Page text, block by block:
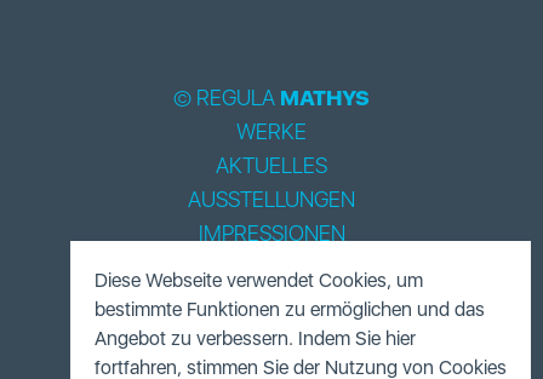
© REGULA MATHYS
WERKE
AKTUELLES
AUSSTELLUNGEN
IMPRESSIONEN
BIOGRAPHIE
LITERATUR
ACCESSOIRES
FUNDUS
Diese Webseite verwendet Cookies, um
bestimmte Funktionen zu ermöglichen und das
Angebot zu verbessern. Indem Sie hier
fortfahren, stimmen Sie der Nutzung von Cookies